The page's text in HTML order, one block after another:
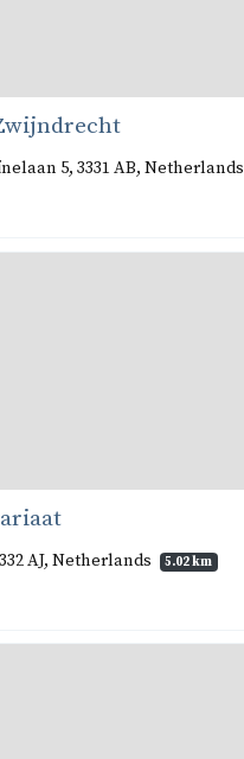
5, 3331 AB, Netherlands
AJ, Netherlands 5.02 km